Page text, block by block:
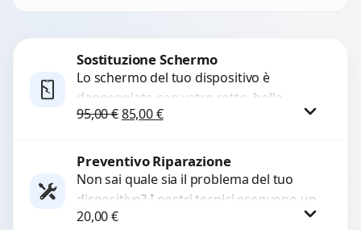
Sostituzione Schermo
Lo schermo del tuo dispositivo è
danneggiato con vetro rotto, bolle,
macchie, schermo nero o pixel morti?
95,00€Il prezzo originale era: 95,00 €.
85,00€Il prezzo attuale è: 85,00 €.
Procedi
Preventivo Riparazione
Non sai quale sia il problema del tuo
dispositivo? I nostri tecnici eseguono un
check-up completo con strumenti
20,00€